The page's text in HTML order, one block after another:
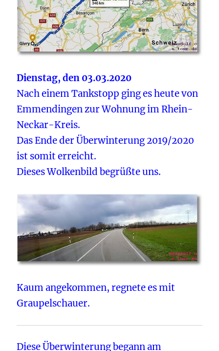
Dienstag, den 03.03.2020
Nach einem Tankstopp ging es heute von
Emmendingen zur Wohnung im Rhein-
Neckar-Kreis.
Das Ende der Überwinterung 2019/2020
ist somit erreicht.
Dieses Wolkenbild begrüßte uns.
Kaum angekommen, regnete es mit
Graupelschauer.
Diese Überwinterung begann am